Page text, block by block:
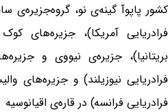
کشور پاپوآ گینه‌ی نو، گروه‌جزیره‌ی
فرادریایی آمریکا)، جزیره‌های
بریتانیا)، جزیره‌ی نیووی و
فرادریایی نیوزیلند) و جزیره‌های
فرادریایی فرانسه) در قاره‌ی اقیانوسیه